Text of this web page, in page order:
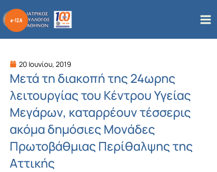
στο
περιεχόμενο
20 Ιουνίου, 2019
Μετά τη διακοπή της 24ωρης
λειτουργίας του Κέντρου Υγείας
Μεγάρων, καταρρέουν τέσσερις
ακόμα δημόσιες Μονάδες
Πρωτοβάθμιας Περίθαλψης της
Αττικής